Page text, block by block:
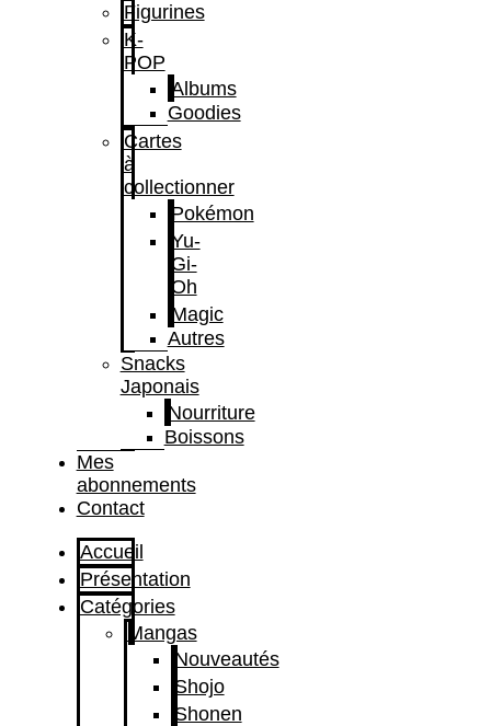
Figurines
K-
POP
Albums
Goodies
Cartes
à
collectionner
Pokémon
Yu-
Gi-
Oh
Magic
Autres
Snacks
Japonais
Nourriture
Boissons
Mes
abonnements
Contact
Accueil
Présentation
Catégories
Mangas
Nouveautés
Shojo
Shonen